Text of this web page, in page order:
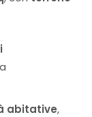
abitative,